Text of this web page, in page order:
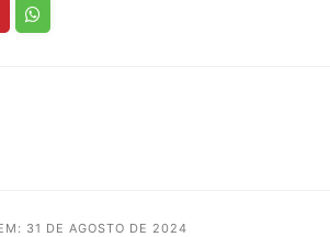
31 DE AGOSTO DE 2024